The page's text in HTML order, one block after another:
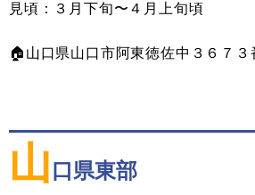
見頃：３月下旬〜４月上旬頃
🏠山口県山口市阿東徳佐中３６７３
山口県東部